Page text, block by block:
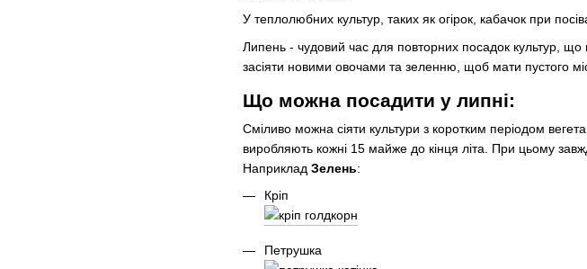
У теплолюбних культур, таких як огірок, кабачок при
Липень - чудовий час для повторних посадок культур, що
засіяти новими овочами та зеленню, щоб мати пустого
Що можна посадити у липні:
Сміливо можна сіяти культури з коротким періодом
виробляють кожні 15 майже до кінця літа. При цьому
Наприклад Зелень:
Кріп
Петрушка